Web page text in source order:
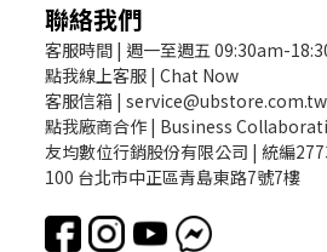
聯絡我們
客服時間 | 週一至週五 09:30am-
點我線上客服 | Chat Now
客服信箱 | service@ubstore.com.tw
點我廠商合作 | Business
友均數位行銷股份有限公司 | 統編
100 台北市中正區青島東路7號7樓